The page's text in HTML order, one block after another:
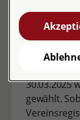
30.03.2025
gewählt.